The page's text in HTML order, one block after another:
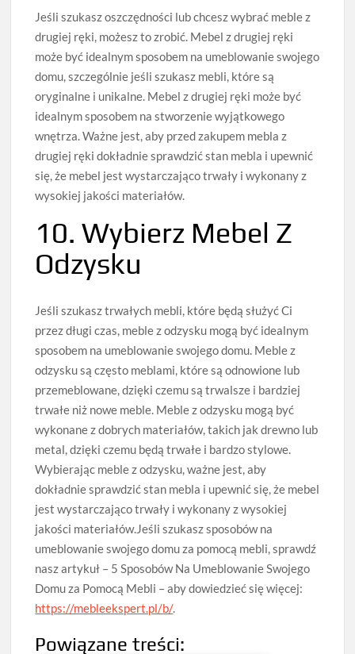
Jeśli szukasz oszczędności lub chcesz wybrać meble z
drugiej ręki, możesz to zrobić. Mebel z drugiej ręki
może być idealnym sposobem na umeblowanie swojego
domu, szczególnie jeśli szukasz mebli, które są
oryginalne i unikalne. Mebel z drugiej ręki może być
idealnym sposobem na stworzenie wyjątkowego
wnętrza. Ważne jest, aby przed zakupem mebla z
drugiej ręki dokładnie sprawdzić stan mebla i upewnić
się, że mebel jest wystarczająco trwały i wykonany z
wysokiej jakości materiałów.
10. Wybierz Mebel Z
Odzysku
Jeśli szukasz trwałych mebli, które będą służyć Ci
przez długi czas, meble z odzysku mogą być idealnym
sposobem na umeblowanie swojego domu. Meble z
odzysku są często meblami, które są odnowione lub
przemeblowane, dzięki czemu są trwalsze i bardziej
trwałe niż nowe meble. Meble z odzysku mogą być
wykonane z dobrych materiałów, takich jak drewno lub
metal, dzięki czemu będą trwałe i bardzo stylowe.
Wybierając meble z odzysku, ważne jest, aby
dokładnie sprawdzić stan mebla i upewnić się, że mebel
jest wystarczająco trwały i wykonany z wysokiej
jakości materiałów.Jeśli szukasz sposobów na
umeblowanie swojego domu za pomocą mebli, sprawdź
nasz artykuł – 5 Sposobów Na Umeblowanie Swojego
Domu za Pomocą Mebli – aby dowiedzieć się więcej:
https://mebleekspert.pl/b/.
Powiązane treści: